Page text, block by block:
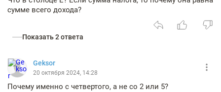
сумме всего дохода?
Показать 2 ответа
Geksor
20 октября 2024, 14:28
Почему именно с четвертого, а не со 2 или 5?